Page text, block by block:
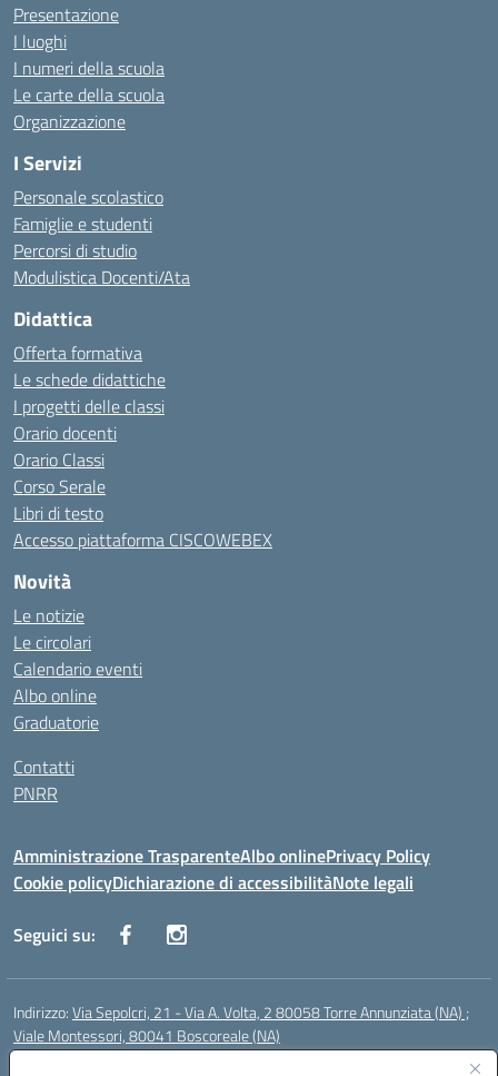
Presentazione
I luoghi
I numeri della scuola
Le carte della scuola
Organizzazione
I Servizi
Personale scolastico
Famiglie e studenti
Percorsi di studio
Modulistica Docenti/Ata
Didattica
Offerta formativa
Le schede didattiche
I progetti delle classi
Orario docenti
Orario Classi
Corso Serale
Libri di testo
Accesso piattaforma CISCOWEBEX
Novità
Le notizie
Le circolari
Calendario eventi
Albo online
Graduatorie
Contatti
PNRR
Amministrazione TrasparenteAlbo onlinePrivacy Policy
Cookie policyDichiarazione di accessibilitàNote legali
Seguici su:
Indirizzo:Via Sepolcri, 21 - Via A. Volta, 2 80058 Torre Annunziata (NA) ;
Viale Montessori, 80041 Boscoreale (NA)
Centralino: